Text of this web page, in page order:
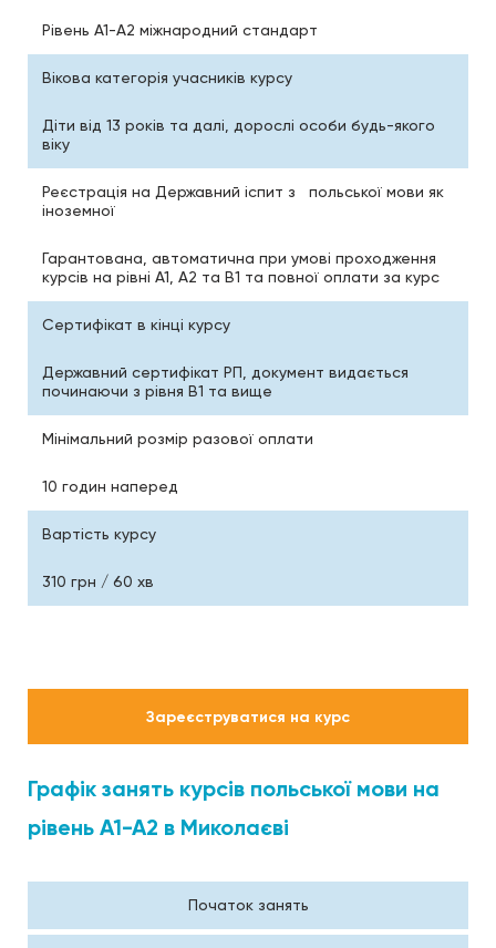
Рівень А1-А2 міжнародний стандарт
Вікова категорія учасників курсу
Діти від 13 років та далі, дорослі особи будь-якого
віку
Реєстрація на Державний іспит з польської мови як
іноземної
Гарантована, автоматична при умові проходження
курсів на рівні А1, А2 та В1 та повної оплати за курс
Сертифікат в кінці курсу
Державний сертифікат РП, документ видається
починаючи з рівня В1 та вище
Мінімальний розмір разової оплати
10 годин наперед
Вартість курсу
310 грн / 60 хв
Зареєструватися на курс
Графік занять курсів польської мови на
рівень А1-А2 в Миколаєві
Початок занять